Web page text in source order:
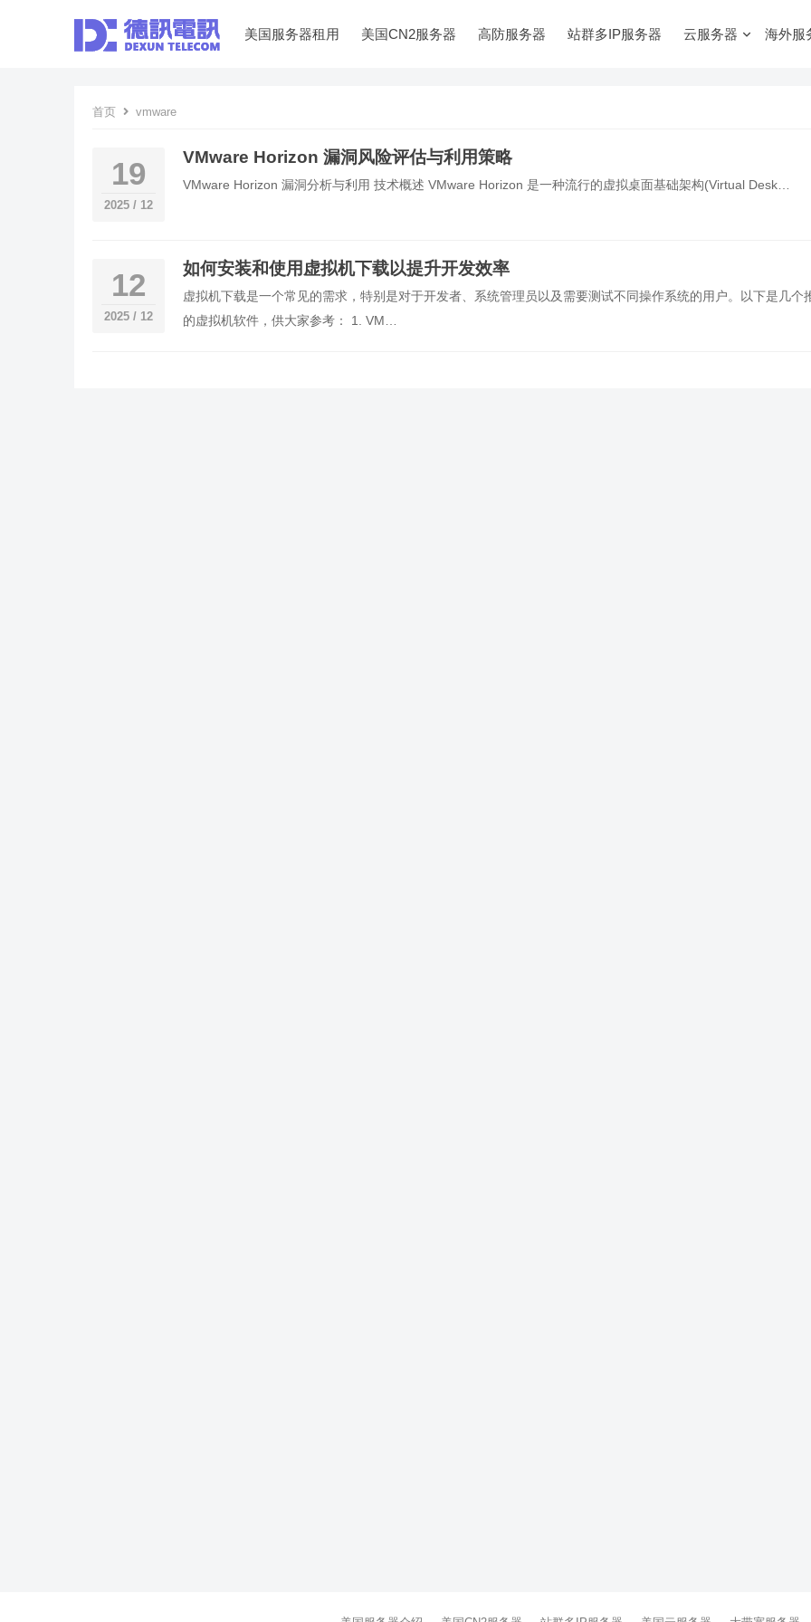
美国服务器租用 美国CN2服务器 高防服务器 站群多IP服务器 云服务器 海外服
首页 vmware
19
2025 / 12
VMware Horizon 漏洞风险评估与利用策略
VMware Horizon 漏洞分析与利用 技术概述 VMware Horizon 是一种流行的虚拟桌面基础架构(Virtual Desk…
12
2025 / 12
如何安装和使用虚拟机下载以提升开发效率
虚拟机下载是一个常见的需求，特别是对于开发者、系统管理员以及需要测试不同操作系统的用户。以下是几个
的虚拟机软件，供大家参考： 1. VM…